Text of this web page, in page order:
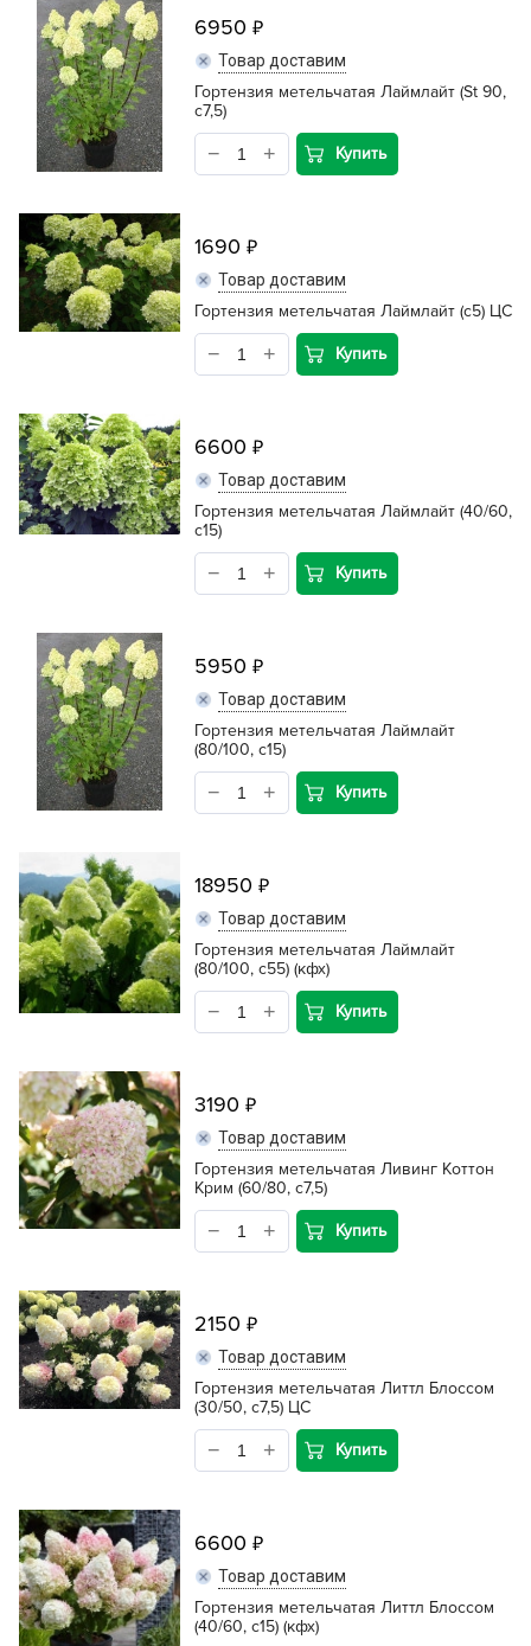
6950
Товар доставим
Гортензия метельчатая Лаймлайт (St 90,
с7,5)
Купить
1690
Товар доставим
Гортензия метельчатая Лаймлайт (с5) ЦС
Купить
6600
Товар доставим
Гортензия метельчатая Лаймлайт (40/60,
с15)
Купить
5950
Товар доставим
Гортензия метельчатая Лаймлайт
(80/100, с15)
Купить
18950
Товар доставим
Гортензия метельчатая Лаймлайт
(80/100, с55) (кфх)
Купить
3190
Товар доставим
Гортензия метельчатая Ливинг Коттон
Крим (60/80, с7,5)
Купить
2150
Товар доставим
Гортензия метельчатая Литтл Блоссом
(30/50, c7,5) ЦС
Купить
6600
Товар доставим
Гортензия метельчатая Литтл Блоссом
(40/60, с15) (кфх)